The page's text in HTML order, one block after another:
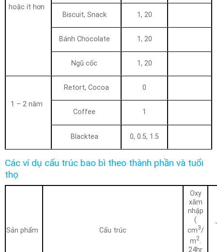
hoặc ít hơn
Biscuit, Snack 1, 20
Bánh Chocolate 1, 20
Ngũ cốc 1, 20
1 – 2 năm
Retort, Cocoa 0
Coffee 1
Blacktea 0, 0.5, 1.5
Các ví dụ cấu trúc bao bì theo thành phần và tuổi
thọ
Sản phẩm Cấu trúc
Oxy
xâm
nhập
(
cm3/
m2.
24hr